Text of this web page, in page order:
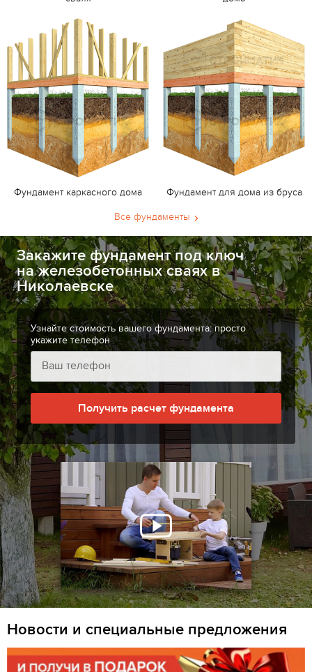
Фундамент каркасного дома Фундамент для дома из бруса
Все фундаменты
Закажите фундамент под ключ
на железобетонных сваях в
Николаевске
Узнайте стоимость вашего фундамента: просто
укажите телефон
Получить расчет фундамента
Новости и специальные предложения